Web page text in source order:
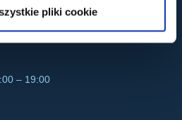
pliki cookie
– 19:00